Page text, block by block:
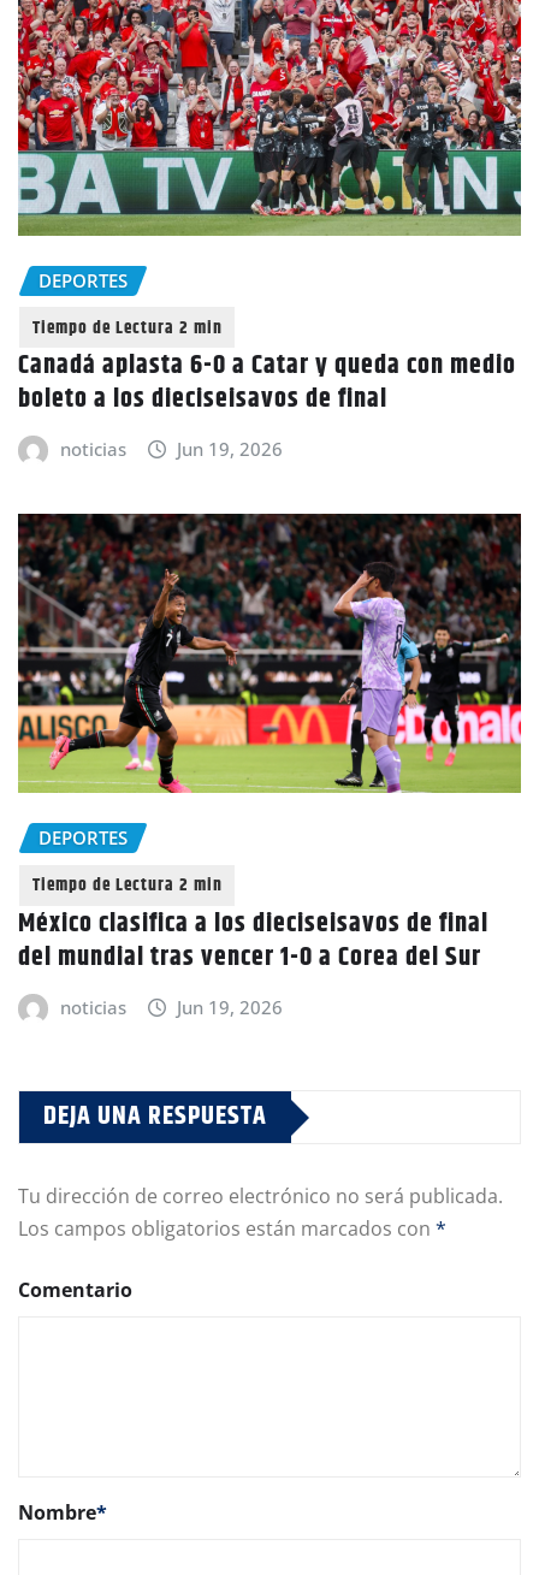
DEPORTES
Canadá aplasta 6-0 a Catar y queda con medio
boleto a los dieciseisavos de final
noticias Jun 19, 2026
DEPORTES
México clasifica a los dieciseisavos de final
del mundial tras vencer 1-0 a Corea del Sur
noticias Jun 19, 2026
DEJA UNA RESPUESTA
Tu dirección de correo electrónico no será publicada.
Los campos obligatorios están marcados con *
Comentario
Nombre*